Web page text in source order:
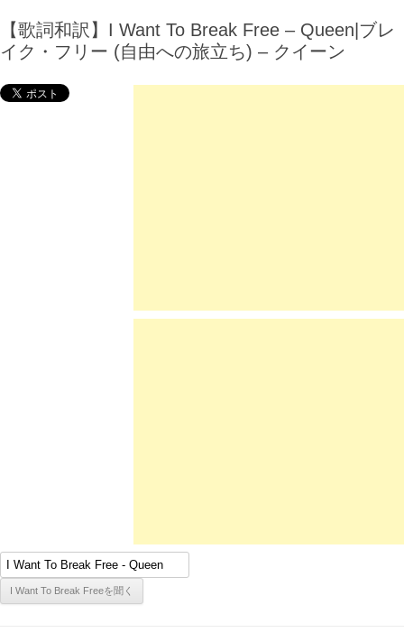
【歌詞和訳】I Want To Break Free – Queen|ブレ
イク・フリー (自由への旅立ち) – クイーン